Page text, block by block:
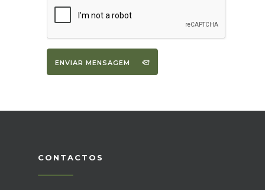
ENVIAR MENSAGEM
CONTACTOS